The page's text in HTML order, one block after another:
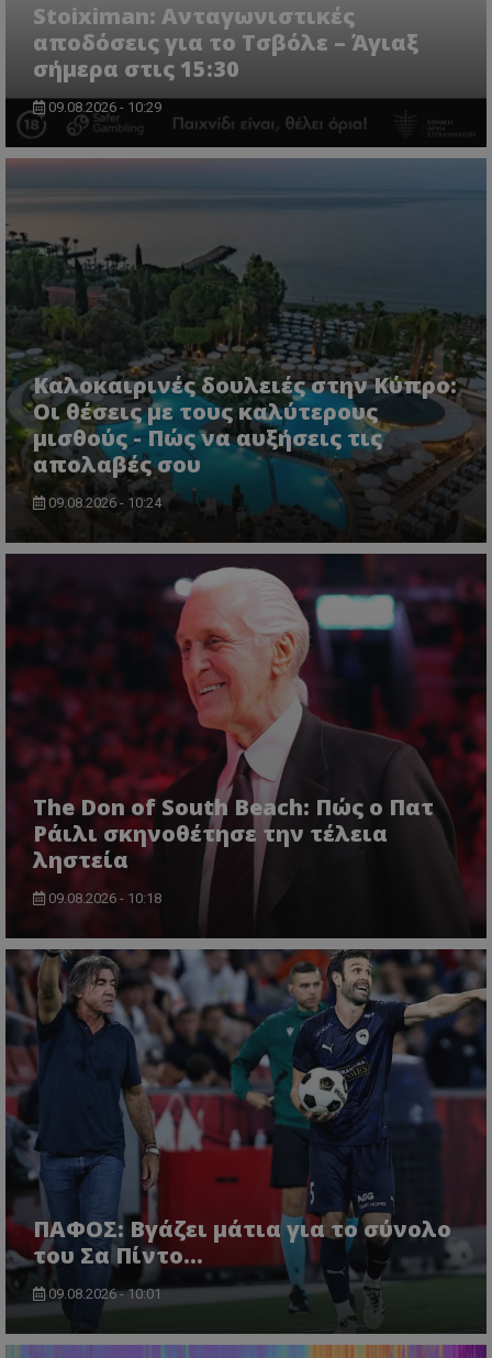
Stoiximan: Ανταγωνιστικές
αποδόσεις για το Τσβόλε – Άγιαξ
σήμερα στις 15:30
09.08.2026 - 10:29
Καλοκαιρινές δουλειές στην Κύπρο:
Οι θέσεις με τους καλύτερους
μισθούς - Πώς να αυξήσεις τις
απολαβές σου
09.08.2026 - 10:24
The Don of South Beach: Πώς ο Πατ
Ράιλι σκηνοθέτησε την τέλεια
ληστεία
09.08.2026 - 10:18
ΠΑΦΟΣ: Βγάζει μάτια για το σύνολο
του Σα Πίντο...
09.08.2026 - 10:01